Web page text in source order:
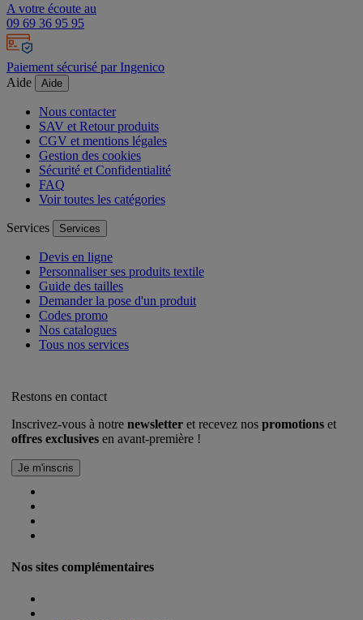
A votre écoute au
09 69 36 95 95
Paiement sécurisé par Ingenico
Aide
Aide
Nous contacter
SAV et Retour produits
CGV et mentions légales
Gestion des cookies
Sécurité et Confidentialité
FAQ
Voir toutes les catégories
Services Services
Devis en ligne
Personnaliser ses produits textile
Guide des tailles
Demander la pose d'un produit
Codes promo
Nos catalogues
Tous nos services
Restons en contact
Inscrivez-vous à notre newsletter et recevez nos promotions et
offres exclusives en avant-première !
Nos sites complémentaires